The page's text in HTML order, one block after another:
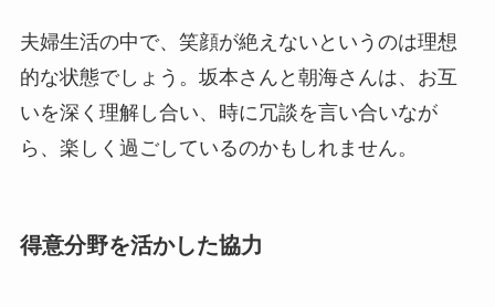
夫婦生活の中で、笑顔が絶えないというのは理想
的な状態でしょう。坂本さんと朝海さんは、お互
いを深く理解し合い、時に冗談を言い合いなが
ら、楽しく過ごしているのかもしれません。
得意分野を活かした協力